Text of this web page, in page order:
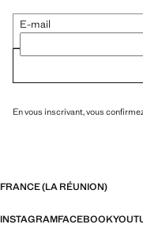
E-mail
En vous inscrivant, vous
FRANCE (LA RÉUNION)
INSTAGRAMFACEBOOK